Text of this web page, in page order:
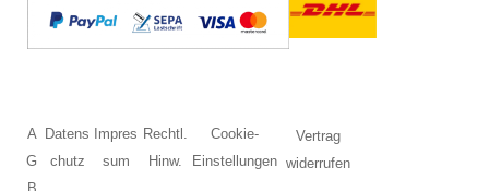
A
G
Datens
chutz
Impres
sum
Rechtl.
Hinw.
Cookie-
Einstellungen
Vertrag
widerrufen